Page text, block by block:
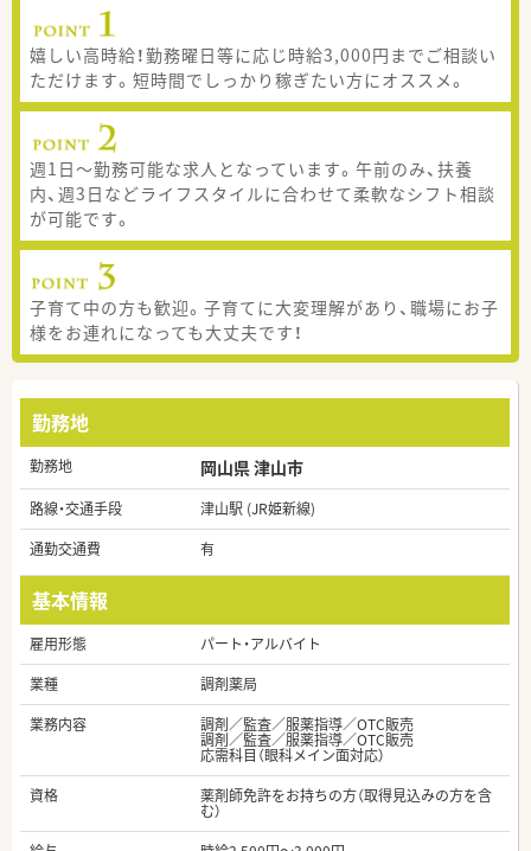
嬉しい高時給！勤務曜日等に応じ時給3,000円までご相談い
ただけます。短時間でしっかり稼ぎたい方にオススメ。
週1日～勤務可能な求人となっています。午前のみ、扶養
内、週3日などライフスタイルに合わせて柔軟なシフト相談
が可能です。
子育て中の方も歓迎。子育てに大変理解があり、職場にお子
様をお連れになっても大丈夫です！
勤務地
勤務地 岡山県 津山市
路線・交通手段
津山駅 (JR姫新線)
通勤交通費
有
基本情報
雇用形態
パート・アルバイト
業種
調剤薬局
業務内容
調剤／監査／服薬指導／OTC販売
調剤／監査／服薬指導／OTC販売
応需科目（眼科メイン面対応）
資格
薬剤師免許をお持ちの方（取得見込みの方を含
む）